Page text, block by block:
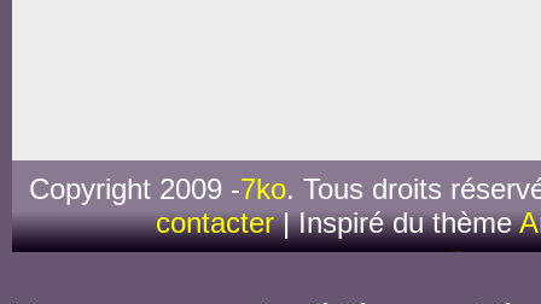
Copyright 2009 -7ko. Tous droits
contacter| Inspiré du thème